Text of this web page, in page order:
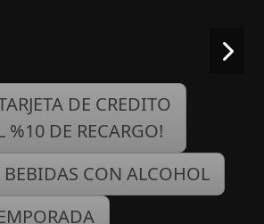
DE CREDITO
%10 DE RECARGO!
BEBIDAS CON ALCOHOL